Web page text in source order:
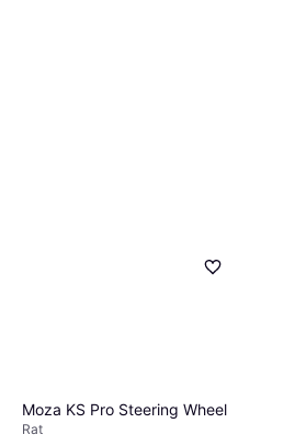
Moza KS Pro Steering Wheel
Rat